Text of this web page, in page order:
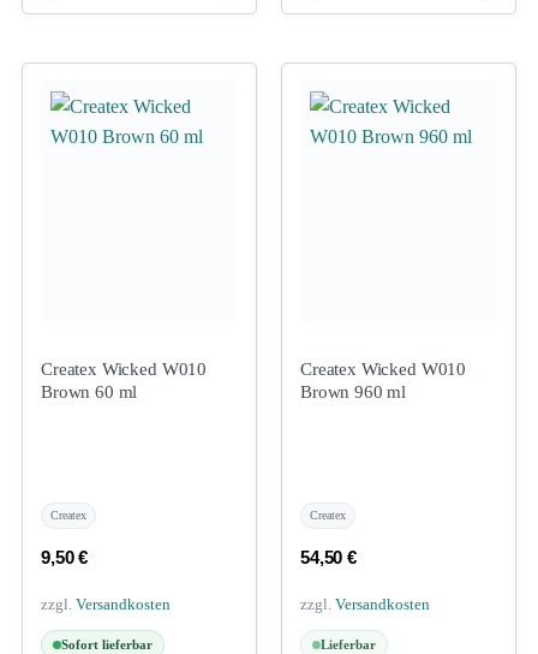
Createx Wicked W010
Brown 60 ml
Createx
9,50€
zzgl. Versandkosten
Sofort lieferbar
Createx Wicked W010
Brown 960 ml
Createx
54,50€
zzgl. Versandkosten
Lieferbar